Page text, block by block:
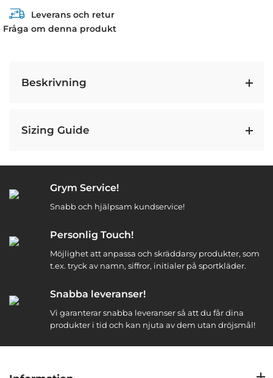
Leverans och retur
Fråga om denna produkt
Beskrivning
Sizing Guide
Grym Service!
Snabb och hjälpsam kundservice!
Personlig Touch!
Möjlighet att anpassa och skräddarsy produkter, som
t.ex. tryck av namn, siffror, initialer på sportkläder.
Snabba leveranser!
Vi garanterar snabba leveranser så att du får dina
produkter i tid och kan njuta av dem utan dröjsmål!